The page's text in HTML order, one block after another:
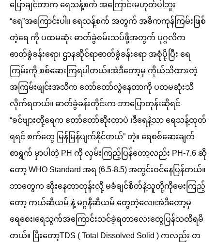
ပြောချင်တာက ရေသန့်စက် အကြောင်းမဟုတ်ပါဘူး
“ရေ”အကြောင်းပါ။ ရေသန့်စက် အတွက် အဓိကကုန်ကြမ်းဖြစ်
တဲ့ရေ ကို ပထမဆုံး ဓာတ်ခွဲစမ်းသပ်ဖို့အတွက် ပုဂ္ဂလိက
ဓာတ်ခွဲခန်းရော၊ ဌာနဆိုင်ရာဓာတ်ခွဲခန်းရော အစုံပို့ပြီး ရေ
ကြမ်းကို စစ်ဆေးကြရပါတယ်။အဲဒီတော့မှ ကိုယ်သိထားတဲ့
အကြမ်းဖျင်းအသိက တော်တော်လွဲနေတာကို ပထမဆုံးသိ
လိုက်ရတယ်။ ဓာတ်ခွဲခန်းတိုင်းက ဘာပြောတုန်းဆိုရင်
“ခင်ဗျားတို့ရေက တော်တော်ဆိုးတာပဲ ၊ဒီရေနဲ့သာ ရေသန့်ထုတ်
ရရင် စက်တွေ မြန်မြန်ပျက်နိုင်တယ်” တဲ့။ ရေစစ်ဆေးချက်
စာရွက် မှာပါတဲ့ PH ကို လှမ်းကြည့်ပြန်တော့လည်း PH-7.6 ဆို
တော့ WHO Standard အရ (6.5-8.5) အတွင်းဝင်နေပြန်တယ်။
ဘာတွေက ဆိုးနေတာတုန်းလို့ မခံချင်စိတ်နဲ့သူတို့ကိုမေးကြည့်
တော့ ကယ်ဆီယမ် နဲ့ မဂ္ဂနီဆီယမ် တွေတဲ့လေ။အဲဒီတော့မှ
ရေစေး၊ရေသွက်အကြောင်းသင်ခဲ့ရတာလေးတွေပြန်သတိရမိ
တယ်။ ပြီးတော့TDS ( Total Dissolved Solid ) ကလည်း တ